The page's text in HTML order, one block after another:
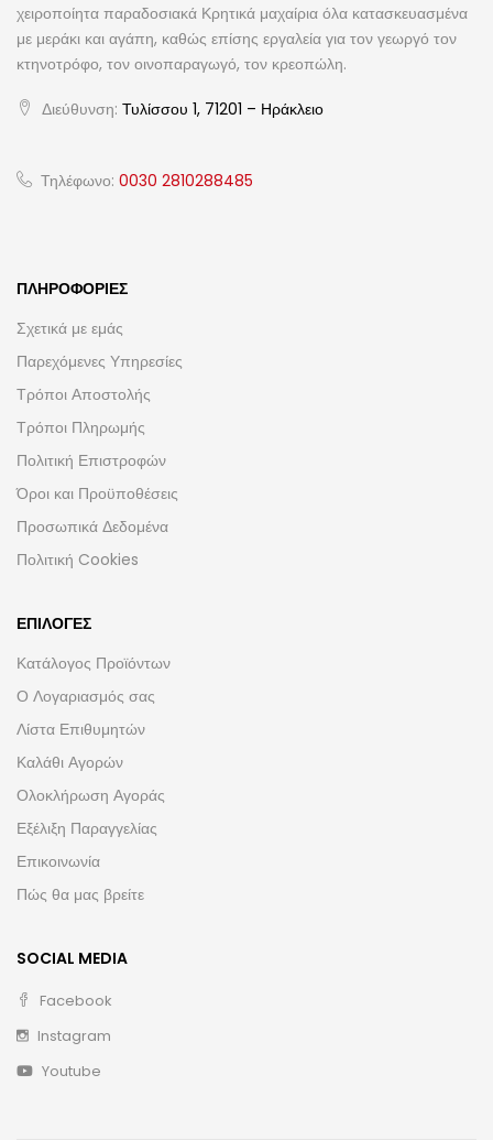
χειροποίητα παραδοσιακά Κρητικά μαχαίρια όλα κατασκευασμένα
με μεράκι και αγάπη, καθώς επίσης εργαλεία για τον γεωργό τον
κτηνοτρόφο, τον οινοπαραγωγό, τον κρεοπώλη.
Διεύθυνση: Τυλίσσου 1, 71201 – Ηράκλειο
Τηλέφωνο: 0030 2810288485
ΠΛΗΡΟΦΟΡΊΕΣ
Σχετικά με εμάς
Παρεχόμενες Υπηρεσίες
Τρόποι Αποστολής
Τρόποι Πληρωμής
Πολιτική Επιστροφών
Όροι και Προϋποθέσεις
Προσωπικά Δεδομένα
Πολιτική Cookies
ΕΠΙΛΟΓΈΣ
Κατάλογος Προϊόντων
Ο Λογαριασμός σας
Λίστα Επιθυμητών
Καλάθι Αγορών
Ολοκλήρωση Αγοράς
Εξέλιξη Παραγγελίας
Επικοινωνία
Πώς θα μας βρείτε
SOCIAL MEDIA
Facebook
Instagram
Youtube